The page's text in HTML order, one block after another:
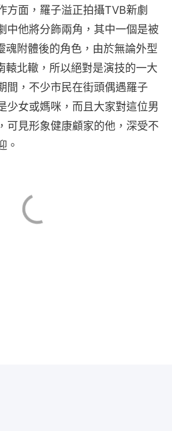
方面，羅子溢正拍攝TVB新劇
中他將分飾兩角，其中一個是被
魂附體後的角色，由於無論外型
轅北轍，所以絕對是演技的一大
間，不少市民在街頭偶遇羅子
少女或媽咪，而且大家對這位男
可見形象健康顧家的他，深受不
。